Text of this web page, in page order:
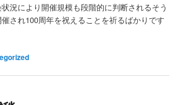
況により開催規模も段階的に判断されるそう
され100周年を祝えることを祈るばかりです